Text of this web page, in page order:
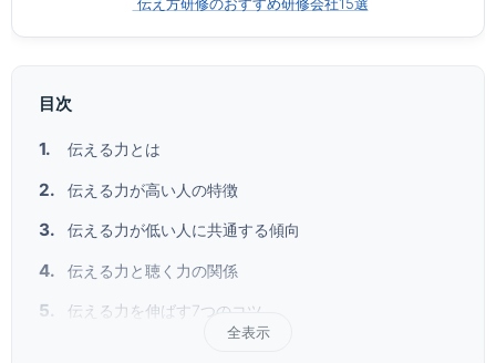
目次
伝える力とは
伝える力が高い人の特徴
伝える力が低い人に共通する傾向
伝える力と聴く力の関係
伝える力を伸ばす7つのコツ
全表示